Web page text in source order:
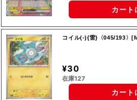
カート
コイル(-){雷}〈045/193〉
¥30
在庫127
カート